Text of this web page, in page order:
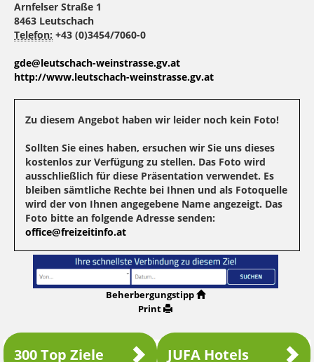
Arnfelser Straße 1
8463 Leutschach
Telefon: +43 (0)3454/7060-0
gde@leutschach-weinstrasse.gv.at
http://www.leutschach-weinstrasse.gv.at
Zu diesem Angebot haben wir leider noch kein Foto!
Sollten Sie eines haben, ersuchen wir Sie uns dieses
kostenlos zur Verfügung zu stellen. Das Foto wird
ausschließlich für diese Präsentation verwendet. Es
bleiben sämtliche Rechte bei Ihnen und als Fotoquelle
wird der von Ihnen angegebene Name angezeigt. Das
Foto bitte an folgende Adresse senden:
office@freizeitinfo.at
Beherbergungstipp
Print
300 Top Ziele JUFA Hotels